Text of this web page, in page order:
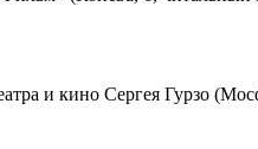
и кино Сергея Гурзо